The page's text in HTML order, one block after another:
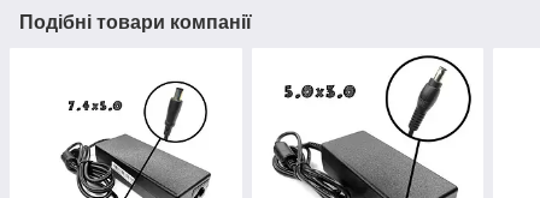
Подібні товари компанії